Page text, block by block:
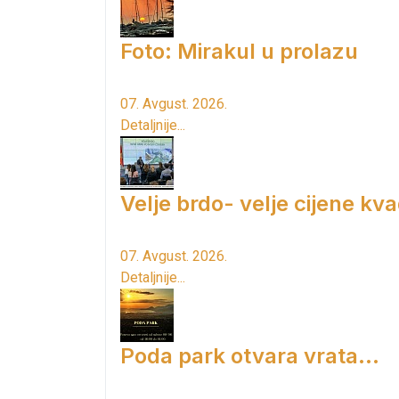
Foto: Mirakul u prolazu
07. Avgust. 2026.
Detaljnije...
Velje brdo- velje cijene
07. Avgust. 2026.
Detaljnije...
Poda park otvara vrata...